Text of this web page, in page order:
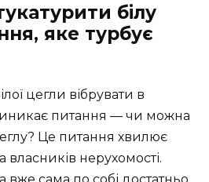
білу
яке турбує
цегли вібрувати в
питання — чи можна
Це питання хвилює
власників нерухомості.